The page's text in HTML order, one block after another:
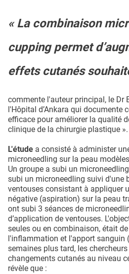
« La combinaison
cupping permet
effets cutanés
commente l'auteur principal, le Dr
l'Hôpital d’Ankara qui documente
efficace pour améliorer la qualité
clinique de la chirurgie plastique ».
L'étude a consisté à administer
microneedling sur la peau
Un groupe a subi un
subi un microneedling suivi d'une
ventouses consistant à appliquer
négative (aspiration) sur la peau
ont subi 3 séances de
d’application de ventouses.
seules ou en combinaison, était
l'inflammation et l'apport sanguin
semaines plus tard, les
changements cutanés au niveau
révèle que :